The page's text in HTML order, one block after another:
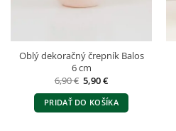
Oblý dekoračný črepník Balos
6 cm
6,90€ Pôvodná
cena
bola:
6,90 €.
5,90€Aktuálna
je:
5,90 €.
PRIDAŤ DO KOŠÍKA